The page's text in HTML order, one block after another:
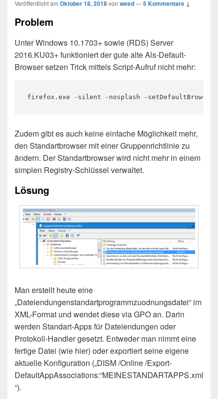
Veröffentlicht am Oktober 18, 2018von weed—5 Kommentare ↓
Problem
Unter Windows 10.1703+ sowie (RDS) Server
2016.KU03+ funktioniert der gute alte Als-Default-
Browser setzen Trick mittels Script-Aufruf nicht mehr:
firefox.exe -silent -nosplash -setDefaultBrowser
Zudem gibt es auch keine einfache Möglichkeit mehr,
den Standartbrowser mit einer Gruppenrichtlinie zu
ändern. Der Standartbrowser wird nicht mehr in einem
simplen Registry-Schlüssel verwaltet.
Lösung
Man erstellt heute eine
„Dateiendungenstandartprogrammzuodnungsdatei“ im
XML-Format und wendet diese via GPO an. Darin
werden Standart-Apps für Dateiendungen oder
Protokoll-Handler gesetzt. Entweder man nimmt eine
fertige Datei (wie hier) oder exportiert seine eigene
aktuelle Konfiguration („DISM /Online /Export-
DefaultAppAssociations:“MEINESTANDARTAPPS.xml
“).